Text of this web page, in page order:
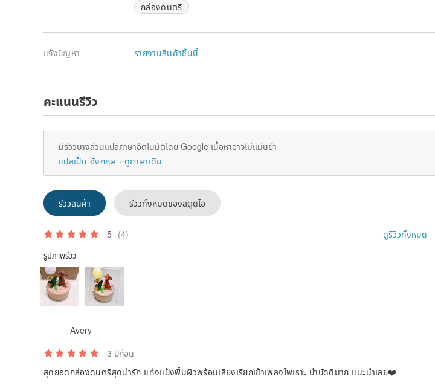
Material│Wood, Metal, Plastic, Fabric
Size│89 x 80 x 117 mm
Weight│300 g
Origin│Designed in Taiwan / Made in China
กล่องดนตรี
แจ้งปัญหา รายงานสินค้าชิ้นนี้
คะแนนรีวิว
มีรีวิวบางส่วนแปลภาษาอัตโนมัติโดย Google เนื้อหาอาจไม่แม่นยำ
แปลเป็น อังกฤษ
ดูภาษาเดิม
รีวิวสินค้า รีวิวทั้งหมดของสตูดิโอ
5 (4) ดูรีวิวทั้งหมด
รูปภาพรีวิว
Avery
3 ปีก่อน
สุดยอดกล่องดนตรีสุดน่ารัก แท่งแป้งพื้นผิวพร้อมเสียงเรียกเข้าเพลงไพเราะ บำบัดดีมาก แนะนำเลย❤️